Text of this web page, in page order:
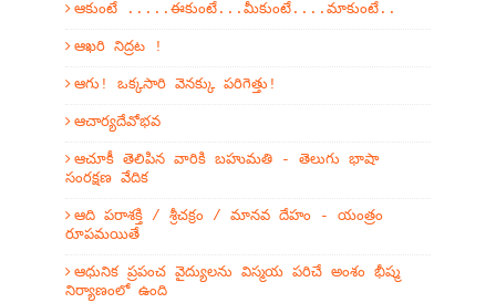
ఆకుంటే .....ఈకుంటే...మీకుంటే....మాకుంటే..
ఆఖరి నిద్రట !
ఆగు! ఒక్కసారి వెనక్కు పరిగెత్తు!
ఆచార్యదేవోభవ
ఆచూకీ తెలిపిన వారికి బహుమతి - తెలుగు భాషా
సంరక్షణ వేదిక
ఆది పరాశక్తి / శ్రీచక్రం / మానవ దేహం - యంత్రం
రూపమయితే
ఆధునిక ప్రపంచ వైద్యులను విస్మయ పరిచే అంశం భీష్మ
నిర్యాణంలో ఉంది